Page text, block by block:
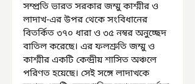
সম্প্রতি ভারত সরকার জম্মু কাশ্মীর ও
লাদাখ-এর উপর থেকে সংবিধানের
বিতর্কিত ৩৭০ ধারা ও ৩৫ নম্বর অনুচ্ছেদ
বাতিল করেছে। এর ফলশ্রুতি জম্মু ও
কাশ্মীর একটি কেন্দ্রীয় শাসিত অঞ্চলে
পরিণত হয়েছে। সেই সঙ্গে লাদাখকে